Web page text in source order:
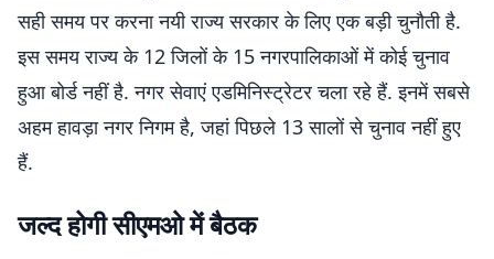
सही समय पर करना नयी राज्य सरकार के लिए एक बड़ी चुनौती है.
इस समय राज्य के 12 जिलों के 15 नगरपालिकाओं में कोई चुनाव
हुआ बोर्ड नहीं है. नगर सेवाएं एडमिनिस्ट्रेटर चला रहे हैं. इनमें सबसे
अहम हावड़ा नगर निगम है, जहां पिछले 13 सालों से चुनाव नहीं हुए
हैं.
जल्द होगी सीएमओ में बैठक